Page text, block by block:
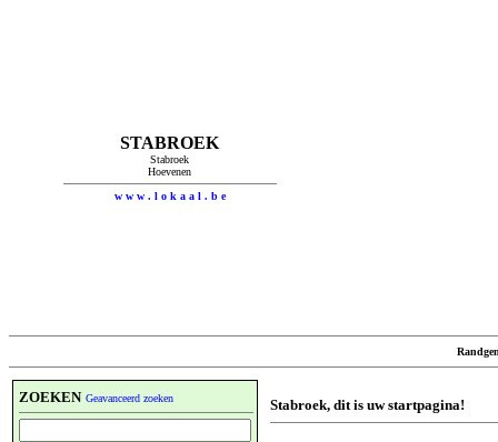
STABROEK
Stabroek
Hoevenen
w w w . l o k a a l . b e
ZOEKEN Geavanceerd zoeken Stabroek, dit is uw startpagina!